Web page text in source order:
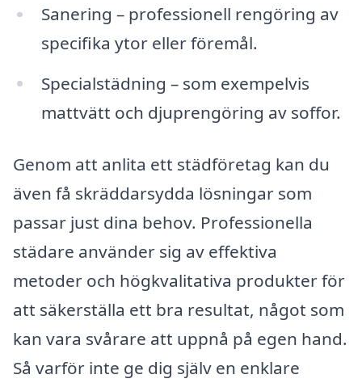
Sanering – professionell rengöring av
specifika ytor eller föremål.
Specialstädning – som exempelvis
mattvätt och djuprengöring av soffor.
Genom att anlita ett städföretag kan du
även få skräddarsydda lösningar som
passar just dina behov. Professionella
städare använder sig av effektiva
metoder och högkvalitativa produkter för
att säkerställa ett bra resultat, något som
kan vara svårare att uppnå på egen hand.
Så varför inte ge dig själv en enklare